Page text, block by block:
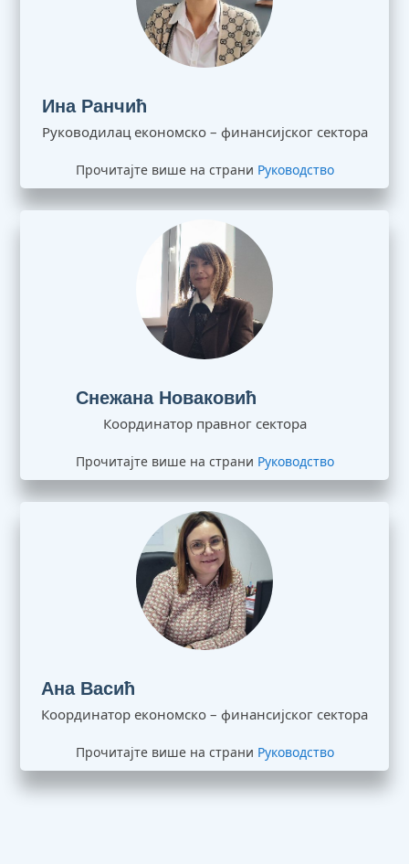
Ина Ранчић
Руководилац економско – финансијског сектора
Прочитајте више на страни Руководство
Снежана Новаковић
Координатор правног сектора
Прочитајте више на страни Руководство
Ана Васић
Координатор економско – финансијског сектора
Прочитајте више на страни Руководство